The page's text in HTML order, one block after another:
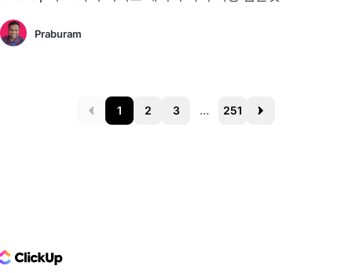
Praburam
Prev 1 2 3 ... 251 Next
Logo